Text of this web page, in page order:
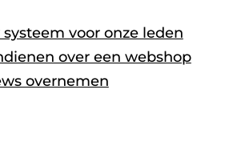
voor onze leden
over een webshop
overnemen